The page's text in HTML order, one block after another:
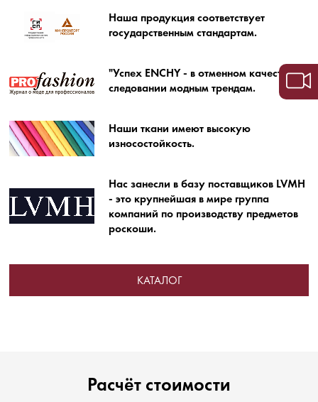
Наша продукция соответствует
государственным стандартам.
"Успех ENCHY - в отменном качестве и
следовании модным трендам.
Наши ткани имеют высокую
износостойкость.
Нас занесли в базу поставщиков LVMH
- это крупнейшая в мире группа
компаний по производству предметов
роскоши.
КАТАЛОГ
Расчёт стоимости